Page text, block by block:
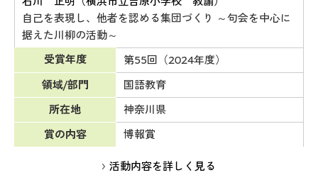
自己を表現し、他者を認める集団づくり ～句会を中心に
据えた川柳の活動～
受賞年度
第55回（2024年度）
領域/部門
国語教育
所在地
神奈川県
賞の内容
博報賞
活動内容を詳しく見る